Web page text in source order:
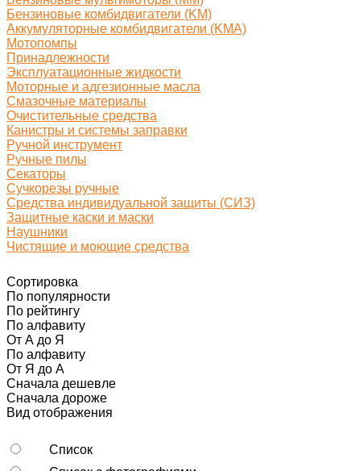
Бензиновые комбидвигатели (KM)
Аккумуляторные комбидвигатели (KMA)
Мотопомпы
Принадлежности
Эксплуатационные жидкости
Моторные и адгезионные масла
Смазочные материалы
Очистительные средства
Канистры и системы заправки
Ручной инструмент
Ручные пилы
Секаторы
Сучкорезы ручные
Средства индивидуальной защиты (СИЗ)
Защитные каски и маски
Наушники
Чистящие и моющие средства
Сортировка
По популярности
По рейтингу
По алфавиту
От А до Я
По алфавиту
От Я до А
Сначала дешевле
Сначала дороже
Вид отображения
Список